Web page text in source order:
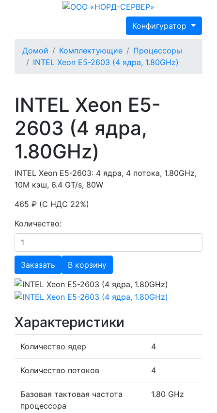
Конфигуратор
Домой Комплектующие
Процессоры
INTEL Xeon E5-2603 (4 ядра, 1.80GHz)
INTEL Xeon E5-
2603 (4 ядра,
1.80GHz)
INTEL Xeon E5-2603: 4 ядра, 4 потока, 1.80GHz,
10M кэш, 6.4 GT/s, 80W
465 ₽ (С НДС 22%)
Количество:
Заказать В корзину
Характеристики
Количество ядер 4
Количество потоков 4
Базовая тактовая частота
процессора
1.80 GHz